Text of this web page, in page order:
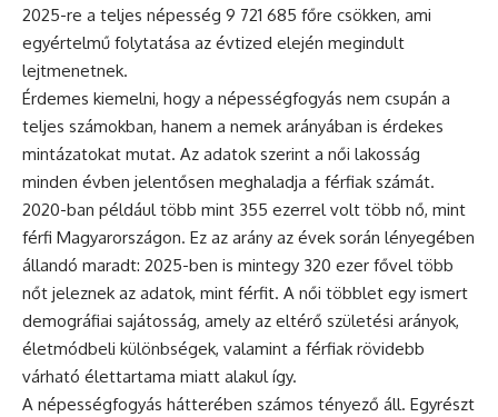
2025-re a teljes népesség 9 721 685 főre csökken, ami
egyértelmű folytatása az évtized elején megindult
lejtmenetnek.
Érdemes kiemelni, hogy a népességfogyás nem csupán a
teljes számokban, hanem a nemek arányában is érdekes
mintázatokat mutat. Az adatok szerint a női lakosság
minden évben jelentősen meghaladja a férfiak számát.
2020-ban például több mint 355 ezerrel volt több nő, mint
férfi Magyarországon. Ez az arány az évek során lényegében
állandó maradt: 2025-ben is mintegy 320 ezer fővel több
nőt jeleznek az adatok, mint férfit. A női többlet egy ismert
demográfiai sajátosság, amely az eltérő születési arányok,
életmódbeli különbségek, valamint a férfiak rövidebb
várható élettartama miatt alakul így.
A népességfogyás hátterében számos tényező áll. Egyrészt